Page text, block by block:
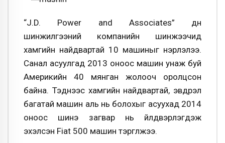
“J.D. Power and Associates” дүн
шинжилгээний компанийн шинжээчид
хамгийн найдвартай 10 машиныг нэрлэлээ.
Санал асуулгад 2013 оноос машин унаж буй
Америкийн 40 мянган жолооч оролцсон
байна. Тэднээс хамгийн найдвартай, эвдрэл
багатай машин аль нь болохыг асуухад 2014
оноос шинэ загвар нь үйлдвэрлэгдэж
эхэлсэн Fiat 500 машин тэргүүлжээ.